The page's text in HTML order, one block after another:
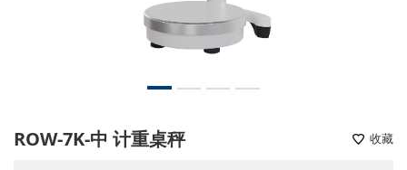
ROW-7K-中 计重桌秤 收藏